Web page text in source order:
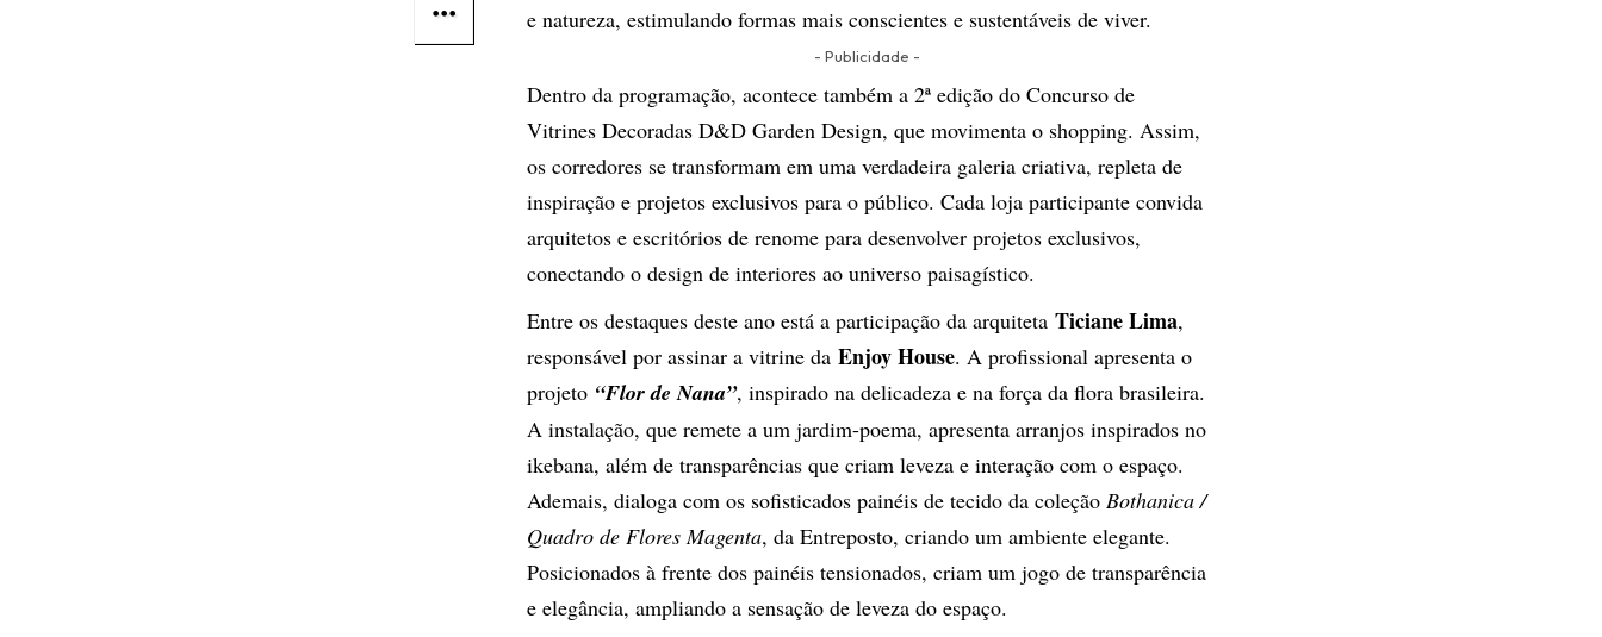
e natureza, estimulando formas mais conscientes e sustentáveis de viver.
- Publicidade -
Dentro da programação, acontece também a 2ª edição do Concurso de
Vitrines Decoradas D&D Garden Design, que movimenta o shopping. Assim,
os corredores se transformam em uma verdadeira galeria criativa, repleta de
inspiração e projetos exclusivos para o público. Cada loja participante convida
arquitetos e escritórios de renome para desenvolver projetos exclusivos,
conectando o design de interiores ao universo paisagístico.
Entre os destaques deste ano está a participação da arquiteta Ticiane Lima,
responsável por assinar a vitrine da Enjoy House. A profissional apresenta o
projeto “Flor de Nana”, inspirado na delicadeza e na força da flora brasileira.
A instalação, que remete a um jardim-poema, apresenta arranjos inspirados no
ikebana, além de transparências que criam leveza e interação com o espaço.
Ademais, dialoga com os sofisticados painéis de tecido da coleção Bothanica /
Quadro de Flores Magenta, da Entreposto, criando um ambiente elegante.
Posicionados à frente dos painéis tensionados, criam um jogo de transparência
e elegância, ampliando a sensação de leveza do espaço.